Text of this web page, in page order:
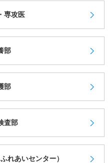
専攻医
部
部
査部
れあいセンター）